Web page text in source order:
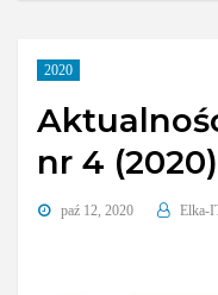
2020
nr 4 (2020)
paź 12, 2020 Elka-